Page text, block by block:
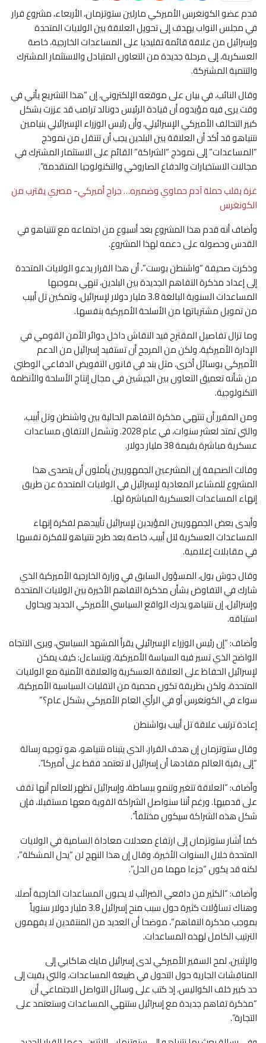
قدم عضو الكونغرس الأميركي مارلين ستوتزمان، الأربعاء، مشروع قرار
في مجلس النواب يهدف إلى تحويل العلاقة بين الولايات المتحدة
وإسرائيل من علاقة قائمة تقليديا على المساعدات الخارجية، خاصة
العسكرية، إلى مرحلة جديدة من التعاون المتبادل والاستثمار المشترك
والتنمية المشتركة.
وقال النائب، في بيان على موقعه الإلكتروني، إن “هذا التشريع يأتي في
وقت يرى فيه مؤيدوه أن قيادة الرئيس دونالد ترامب قد عززت بشكل
كبير التحالف الأميركي الإسرائيلي، وأن رئيس الوزراء الإسرائيلي بنيامين
نتنياهو قد أكد أن العلاقة بين البلدين يجب أن تنتقل من نموذج
“المساعدات” إلى نموذج “الشراكة” القائم على الاستثمار المشترك في
مجالات الاستخبارات والدفاع الصاروخي والتكنولوجيا المتقدمة”.
غزة بقلب حملة آدم حماوي وضميره… جراح أميركي- مصري يقترب من
الكونغرس
وأضاف أنه قدم هذا المشروع بعد أسبوع من اجتماعه مع نتنياهو في
القدس وحصوله على دعمه لهذا المشروع.
وذكرت صحيفة “واشنطن بوست”، أن هذا القرار يدعو الولايات المتحدة
إلى إعداد مذكرة التفاهم الجديدة بين البلدين، تنهي بموجبها
المساعدات السنوية البالغة 3.8 مليار دولار لإسرائيل، وتمكين تل أبيب
من تمويل مشترياتها من الأسلحة الأميركية بنفسها.
وما تزال تفاصيل المقترح قيد النقاش داخل دوائر الأمن القومي في
الإدارة الأميركية، ولكن من المرجح أن تستفيد إسرائيل من الدعم
الأميركي بوسائل أخرى، مثل بند في قانون التفويض الدفاعي الوطني
من شأنه تعميق التعاون بين الجيشين في مجال إنتاج الأسلحة والأنظمة
التكنولوجية.
ومن المقرر أن تنتهي مذكرة التفاهم الحالية بين واشنطن وتل أبيب،
والتي تمتد لعشر سنوات، في عام 2028. وتشمل الاتفاق مساعدات
عسكرية مباشرة بقيمة 38 مليار دولار.
وقالت الصحيفة إن المشرعين الجمهوريين يأملون أن يتصدى هذا
المشروع للمشاعر المعادية لإسرائيل في الولايات المتحدة عن طريق
إنهاء المساعدات العسكرية المباشرة لها.
وأبدى بعض الجمهوريين المؤيدين لإسرائيل تأييدهم لفكرة إنهاء
المساعدات العسكرية لتل أبيب، خاصة بعد طرح نتنياهو للفكرة نفسها
في مقابلات إعلامية.
وقال جوش بول، المسؤول السابق في وزارة الخارجية الأميركية الذي
شارك في التفاوض بشأن مذكرة التفاهم الأخيرة بين الولايات المتحدة
وإسرائيل، إن نتنياهو يدرك الواقع السياسي الأميركي الجديد ويحاول
استباقه.
وأضاف: “إن رئيس الوزراء الإسرائيلي يقرأ المشهد السياسي، ويرى الاتجاه
الواضح الذي تسير فيه السياسة الأميركية، ويتساءل: كيف يمكن
لإسرائيل الحفاظ على العلاقة العسكرية والعلاقة الأمنية مع الولايات
المتحدة، ولكن بطريقة تكون محمية من التقلبات السياسية الأميركية،
سواء في الكونغرس أو في الرأي العام الأميركي بشكل عام؟”
إعادة ترتيب علاقة تل أبيب بواشنطن
وقال ستوتزمان إن هدف القرار، الذي يتبناه نتنياهو، هو توجيه رسالة
“إلى بقية العالم مفادها أن إسرائيل لا تعتمد فقط على أميركا”.
وأضاف: “العلاقة تتغير وتنمو ببساطة، وإسرائيل تظهر للعالم أنها تقف
على قدميها. ورغم أننا سنواصل الشراكة القوية معها مستقبلا، فإن
شكل هذه الشراكة سيكون مختلفاً”.
كما أشار ستوتزمان إلى ارتفاع معدلات معاداة السامية في الولايات
المتحدة خلال السنوات الأخيرة، وقال إن هذا النهج لن “يحل المشكلة”،
لكنه قد يكون “جزءا مهما من الحل”.
وأضاف: “الكثير من دافعي الضرائب لا يحبون المساعدات الخارجية أصلا،
وهناك تساؤلات كثيرة حول سبب منح إسرائيل 3.8 مليار دولار سنوياً
بموجب مذكرة التفاهم”، موضحا أن العديد من المنتقدين لا يفهمون
الترتيب الكامل لهذه المساعدات.
والإثنين، لمح السفير الأميركي لدى إسرائيل مايك هاكابي إلى
المناقشات الجارية حول التحول في طبيعة المساعدات، والتي بقيت إلى
حد كبير خلف الكواليس، إذ كتب على وسائل التواصل الاجتماعي أن
“مذكرة تفاهم جديدة مع إسرائيل ستنهي المساعدات وستعتمد على
التجارة”.